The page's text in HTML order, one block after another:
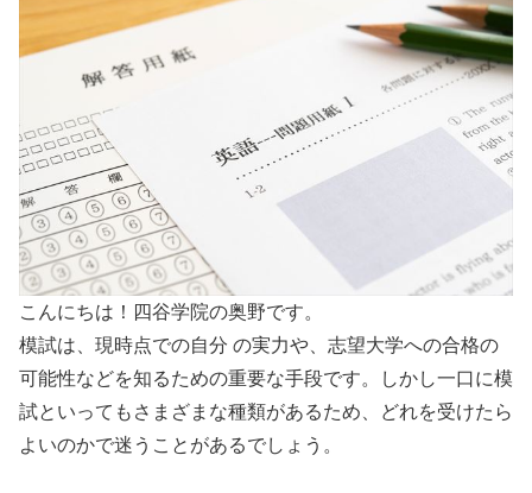
こんにちは！四谷学院の奥野です。
模試は、現時点での自分 の実力や、志望大学への合格の
可能性などを知るための重要な手段です。しかし一口に模
試といってもさまざまな種類があるため、どれを受けたら
よいのかで迷うことがあるでしょう。